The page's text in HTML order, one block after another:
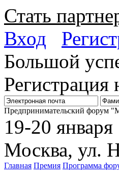
Стать
Вход
Большой
Предпринимательский форум
19-20 января
Москва, ул.
Главная Премия Программа